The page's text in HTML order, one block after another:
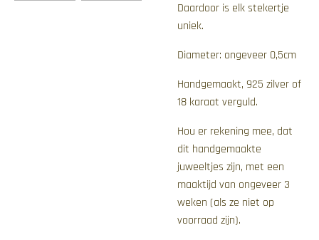
Daardoor is elk stekertje
uniek.
Diameter: ongeveer 0,5cm
Handgemaakt, 925 zilver of
18 karaat verguld.
Hou er rekening mee, dat
dit handgemaakte
juweeltjes zijn, met een
maaktijd van ongeveer 3
weken (als ze niet op
voorraad zijn).